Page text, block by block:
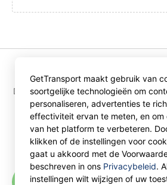
Door op “Ontvang aanbiedingen” te
bepalingen van
gebruikersovereenkomsten het
Aanbiedingen
GetTransport maakt gebruik van
soortgelijke technologieën om
personaliseren, advertenties te
effectiviteit ervan te meten, en om
van het platform te verbeteren.
klikken of de instellingen voor
gaat u akkoord met de
beschreven in ons Privacybeleid.
instellingen wilt wijzigen of uw